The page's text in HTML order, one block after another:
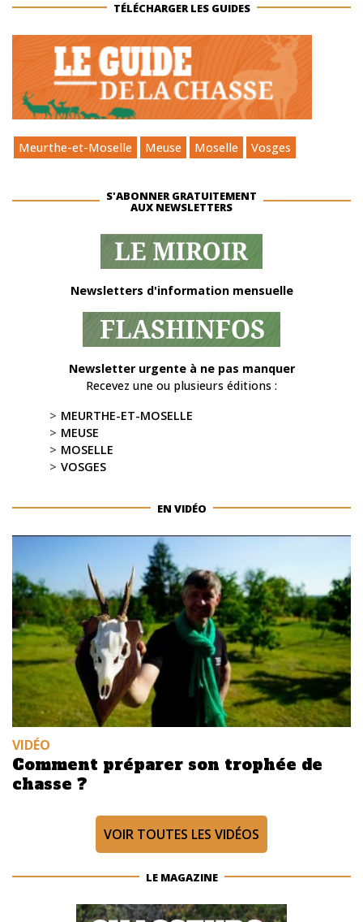
TÉLÉCHARGER LES GUIDES
Meurthe-et-Moselle Meuse Moselle Vosges
S'ABONNER GRATUITEMENT
AUX NEWSLETTERS
Newsletters d'information mensuelle
Newsletter urgente à ne pas manquer
Recevez une ou plusieurs éditions :
MEURTHE-ET-MOSELLE
MEUSE
MOSELLE
VOSGES
EN VIDÉO
VIDÉO
Comment préparer son trophée de
chasse ?
VOIR TOUTES LES VIDÉOS
LE MAGAZINE